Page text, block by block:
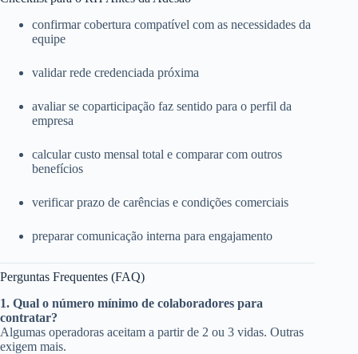
confirmar cobertura compatível com as necessidades da
equipe
validar rede credenciada próxima
avaliar se coparticipação faz sentido para o perfil da
empresa
calcular custo mensal total e comparar com outros
benefícios
verificar prazo de carências e condições comerciais
preparar comunicação interna para engajamento
Perguntas Frequentes (FAQ)
1. Qual o número mínimo de colaboradores para
contratar?
Algumas operadoras aceitam a partir de 2 ou 3 vidas. Outras
exigem mais.